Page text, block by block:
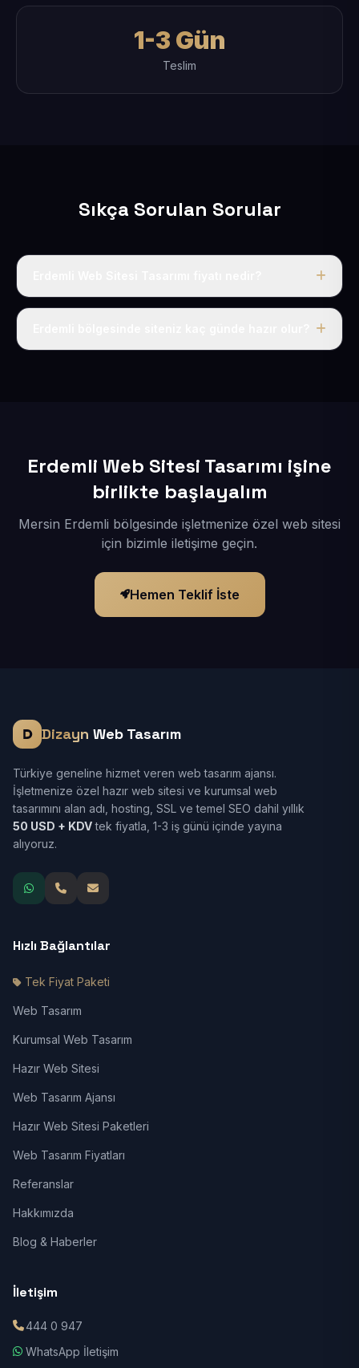
1-3 Gün
Teslim
Sıkça Sorulan Sorular
Tek fiyat uygulanır: yıllık 50 USD + KDV. Bu bedele alan
Erdemli Web Sitesi Tasarımı işine
birlikte başlayalım
Mersin Erdemli bölgesinde işletmenize özel web sitesi
için bizimle iletişime geçin.
Hemen Teklif İste
Dizayn Web Tasarım
Türkiye geneline hizmet veren web tasarım ajansı.
İşletmenize özel hazır web sitesi ve kurumsal web
tasarımını alan adı, hosting, SSL ve temel SEO dahil yıllık
50 USD + KDVtek fiyatla, 1-3 iş günü içinde yayına
alıyoruz.
Hızlı Bağlantılar
Tek Fiyat Paketi
Web Tasarım
Kurumsal Web Tasarım
Hazır Web Sitesi
Web Tasarım Ajansı
Hazır Web Sitesi Paketleri
Web Tasarım Fiyatları
Referanslar
Hakkımızda
Blog & Haberler
İletişim
444 0 947
WhatsApp İletişim